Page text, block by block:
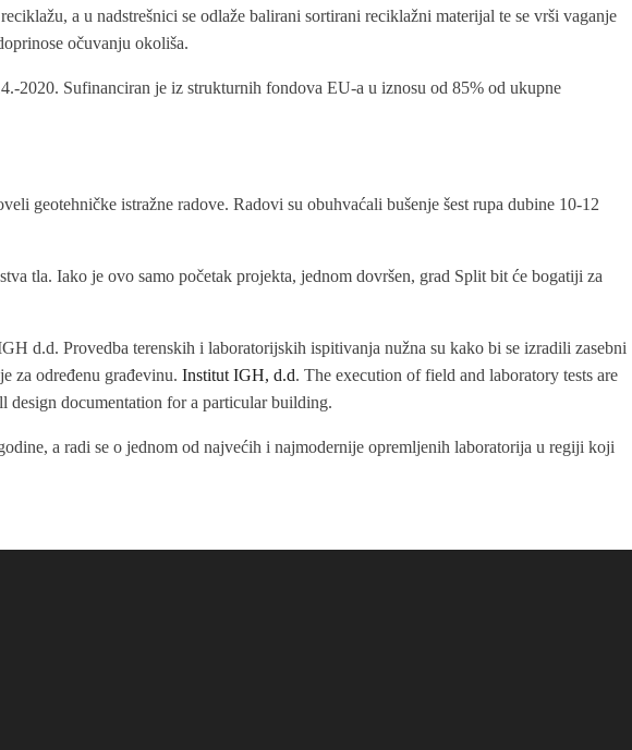
a u nadstrešnici se odlaže balirani sortirani reciklažni materijal te se vrši vaganje
očuvanju okoliša.
2020. Sufinanciran je iz strukturnih fondova EU-a u iznosu od 85% od ukupne
geotehničke istražne radove. Radovi su obuhvaćali bušenje šest rupa dubine 10-12
tla. Iako je ovo samo početak projekta, jednom dovršen, grad Split bit će bogatiji za
d.d. Provedba terenskih i laboratorijskih ispitivanja nužna su kako bi se izradili zasebni
za određenu građevinu. Institut IGH, d.d. The execution of field and laboratory tests are
design documentation for a particular building.
a radi se o jednom od najvećih i najmodernije opremljenih laboratorija u regiji koji